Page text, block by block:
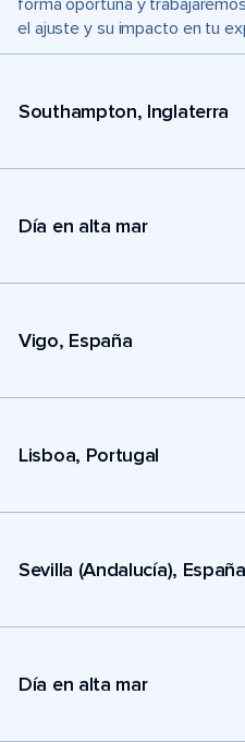
forma oportuna y
el ajuste y su impacto en tu
Southampton, Inglaterra
Día en alta mar
Vigo, España
Lisboa, Portugal
Sevilla (Andalucía), España
Día en alta mar